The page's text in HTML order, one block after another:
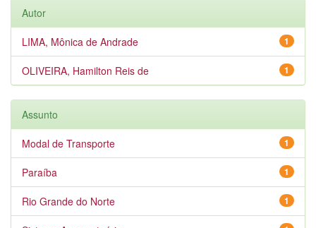
Autor
1
LIMA, Mônica de Andrade
1
OLIVEIRA, Hamilton Reis de
Assunto
1
Modal de Transporte
1
Paraíba
1
Rio Grande do Norte